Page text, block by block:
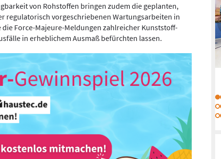
von Rohstoffen bringen zudem die geplanten,
regulatorisch vorgeschriebenen Wartungsarbeiten in
Force-Majeure-Meldungen zahlreicher Kunststoff-
in erheblichem Ausmaß befürchten lassen.